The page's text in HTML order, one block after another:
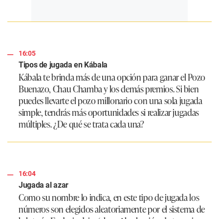
16:05
Tipos de jugada en Kábala
Kábala te brinda más de una opción para ganar el Pozo
Buenazo, Chau Chamba y los demás premios. Si bien
puedes llevarte el pozo millonario con una sola jugada
simple, tendrás más oportunidades si realizar jugadas
múltiples. ¿De qué se trata cada una?
16:04
Jugada al azar
Como su nombre lo indica, en este tipo de jugada los
números son elegidos aleatoriamente por el sistema de